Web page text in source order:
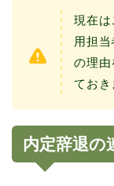
現在は
用担
の理由
ておき
内定辞退の